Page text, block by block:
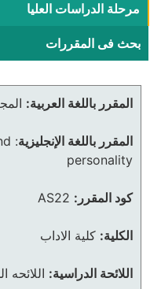
مرحلة الدراسات العليا
بحث فى المقررات
المقرر باللغة العربية:
المقرر باللغة الإنجليزية:
personality
كود المقرر: AS22
الكلية: كلية الاداب
اللائحة الدراسية: اللائحه